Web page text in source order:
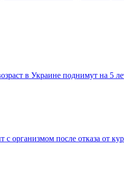
в Украине поднимут на 5
с организмом после отказа от